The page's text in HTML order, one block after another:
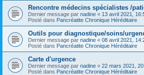
Rencontre médecins spécialistes /
Dernier message par nadine « 13 avril 2021,
Posté dans Pancréatite Chronique Héréditaire
Outils pour diagnostique/soins/
Dernier message par nadine « 08 avril 2021,
Posté dans Pancréatite Chronique Héréditaire
Carte d'urgence
Dernier message par nadine « 22 mars 2021,
Posté dans Pancréatite Chronique Héréditaire